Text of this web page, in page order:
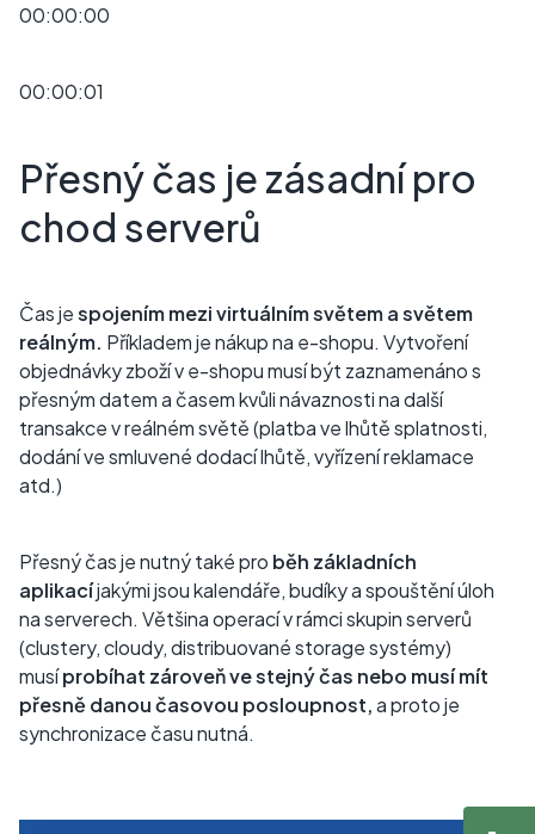
00:00:00
00:00:01
Přesný čas je zásadní pro
chod serverů
Čas jespojením mezi virtuálním světem a světem
reálným. Příkladem je nákup na e-shopu. Vytvoření
objednávky zboží v e-shopu musí být zaznamenáno s
přesným datem a časem kvůli návaznosti na další
transakce v reálném světě (platba ve lhůtě splatnosti,
dodání ve smluvené dodací lhůtě, vyřízení reklamace
atd.)
Přesný čas je nutný také pro běh základních
aplikacíjakými jsou kalendáře, budíky a spouštění úloh
na serverech. Většina operací v rámci skupin serverů
(clustery, cloudy, distribuované storage systémy)
musíprobíhat zároveň ve stejný čas nebo musí mít
přesně danou časovou posloupnost,a proto je
synchronizace času nutná.